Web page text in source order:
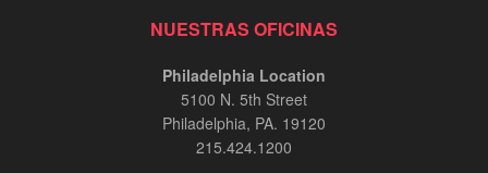
NUESTRAS OFICINAS
Philadelphia Location
5100 N. 5th Street
Philadelphia, PA. 19120
215.424.1200